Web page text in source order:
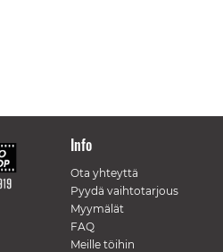
Info
Ota yhteyttä
Pyydä vaihtotarjous
Myymälät
FAQ
Meille töihin